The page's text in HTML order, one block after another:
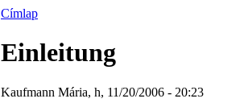
Címlap
Einleitung
Kaufmann Mária, h, 11/20/2006 - 20:23